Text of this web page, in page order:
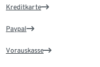
Kreditkarte
Paypal
Vorauskasse